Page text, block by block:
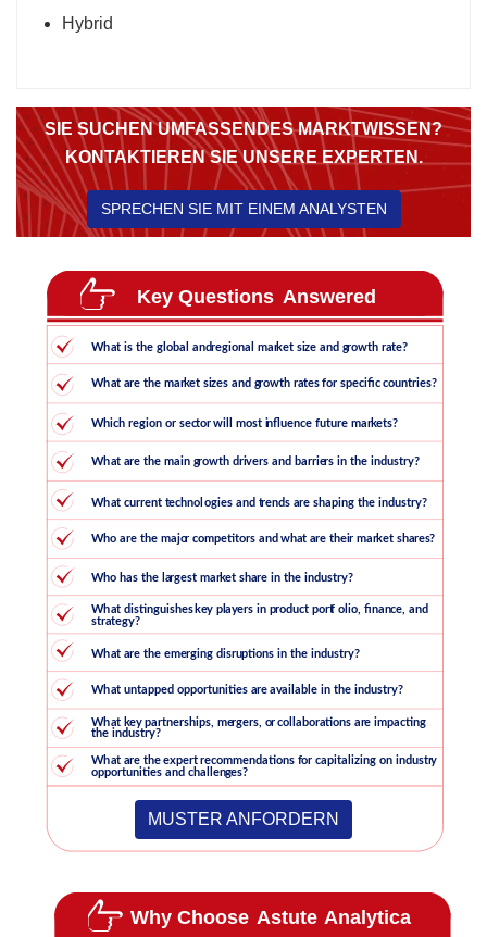
Hybrid
SIE SUCHEN UMFASSENDES MARKTWISSEN?
KONTAKTIEREN SIE UNSERE EXPERTEN.
SPRECHEN SIE MIT EINEM ANALYSTEN
MUSTER ANFORDERN